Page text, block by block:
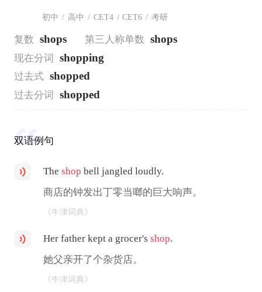
初中 / 高中 / CET4 / CET6 / 考研
复数 shops 第三人称单数 shops
现在分词 shopping
过去式 shopped
过去分词 shopped
双语例句
Theshop bell jangled loudly.
商店的钟发出丁零当啷的巨大响声。
《牛津词典》
Her father kept a grocer'sshop.
她父亲开了个杂货店。
《牛津词典》